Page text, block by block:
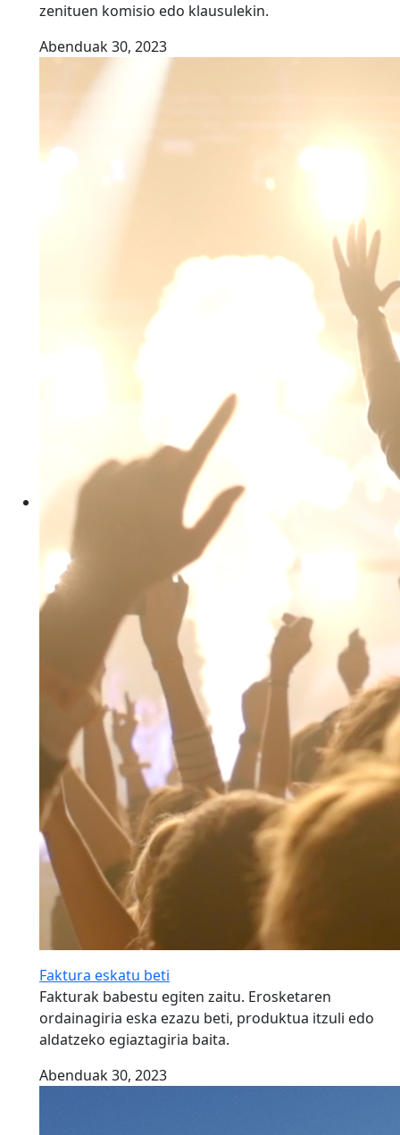
zenituen komisio edo klausulekin.
Abenduak 30, 2023
Faktura eskatu beti
Fakturak babestu egiten zaitu. Erosketaren
ordainagiria eska ezazu beti, produktua itzuli edo
aldatzeko egiaztagiria baita.
Abenduak 30, 2023